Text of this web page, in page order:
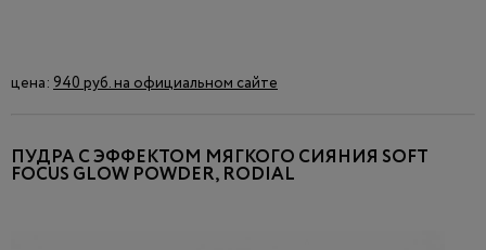
цена: 940 руб. на официальном сайте
ПУДРА С ЭФФЕКТОМ МЯГКОГО СИЯНИЯ SOFT
FOCUS GLOW POWDER, RODIAL